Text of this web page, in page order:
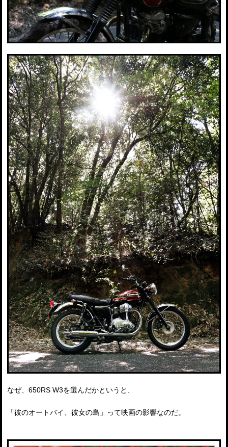
なぜ、650RS W3を選んだかというと、
「彼のオートバイ、彼女の島」って映画の影響なのだ。